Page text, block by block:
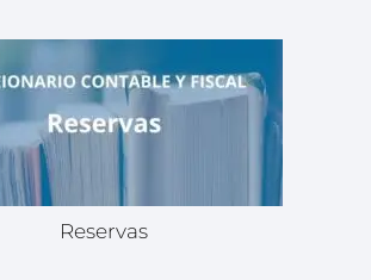
Reservas